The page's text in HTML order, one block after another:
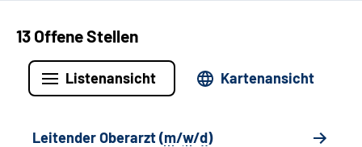
13 Offene Stellen
Listenansicht Kartenansicht
Leitender Oberarzt (m/w/d)